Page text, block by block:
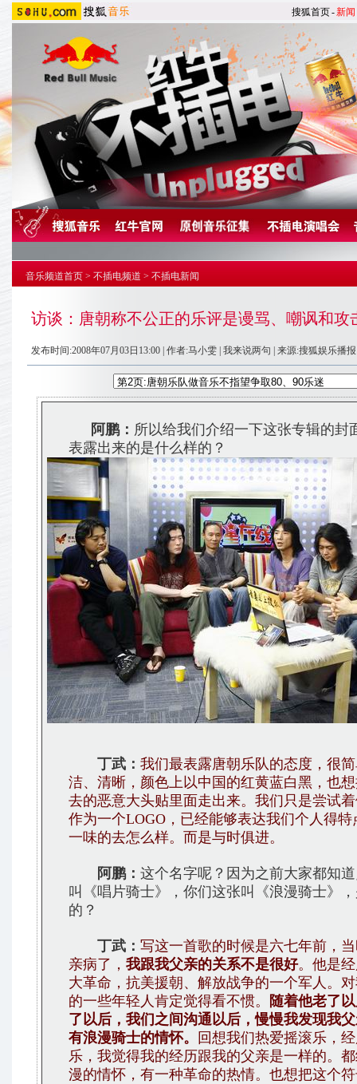
搜狐首页-新闻
音乐频道首页 > 不插电频道 > 不插电新闻
访谈：唐朝称不公正的乐评是谩骂、嘲讽和攻
发布时间:2008年07月03日13:00 | 作者:马小雯 | 我来说两句 | 来源:搜狐娱乐播报
阿鹏： 所以给我们介绍一下这张专辑的封
表露出来的是什么样的？
丁武： 我们最表露唐朝乐队的态度，很
洁、清晰，颜色上以中国的红黄蓝白黑，也
去的恶意大头贴里面走出来。我们只是尝试
作为一个LOGO，已经能够表达我们个人得特
一味的去怎么样。而是与时俱进。
阿鹏： 这个名字呢？因为之前大家都知
叫《唱片骑士》，你们这张叫《浪漫骑士》
的？
丁武： 写这一首歌的时候是六七年前，
亲病了， 我跟我父亲的关系不是很好。他是
大革命，抗美援朝、解放战争的一个军人。
的一些年轻人肯定觉得看不惯。
随着他老了
了以后，我们之间沟通以后，慢慢我发现我
有浪漫骑士的情怀。
回想我们热爱摇滚乐，
乐，我觉得我的经历跟我的父亲是一样的。
漫的情怀，有一种革命的热情。也想把这个